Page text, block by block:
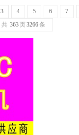
3 4 5 6 7
共 363页3266条